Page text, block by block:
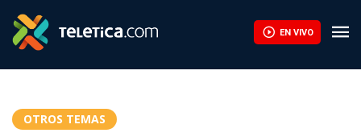
EN VIVO
OTROS TEMAS